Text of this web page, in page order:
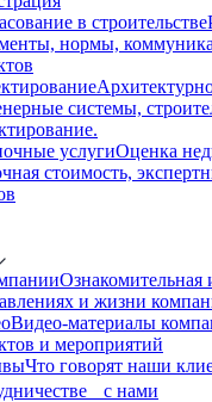
в строительстве
нормы,
системы,
услугиОценка
стоимость,
и жизни
Видео-материалы
и мероприятий
Что говорят наши
с нами